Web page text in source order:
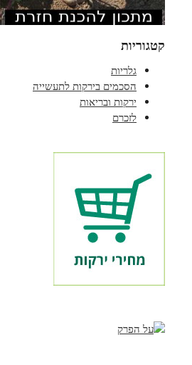
קטגוריות
גלריות
הסכמים בירקות לתעשייה
ירקות ובריאות
לזכרם